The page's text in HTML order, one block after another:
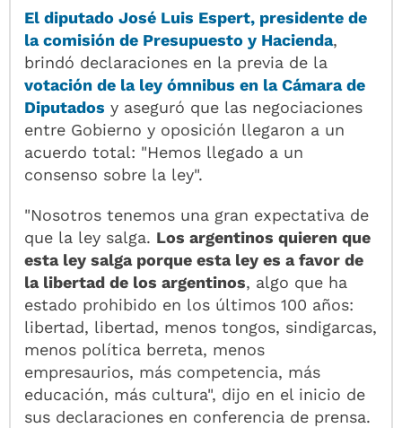
Eldiputado José Luis Espert, presidente de
la comisión de Presupuesto y Hacienda,
brindó declaraciones en la previa de la
votación de la ley ómnibus en laCámara de
Diputados y aseguró que las negociaciones
entre Gobierno y oposición llegaron a un
acuerdo total: "Hemos llegado a un
consenso sobre la ley".
"Nosotros tenemos una gran expectativa de
que la ley salga. Los argentinos quieren que
esta ley salga porque esta ley es a favor de
la libertad de los argentinos, algo que ha
estado prohibido en los últimos 100 años:
libertad, libertad, menos tongos, sindigarcas,
menos política berreta, menos
empresaurios, más competencia, más
educación, más cultura", dijo en el inicio de
sus declaraciones en conferencia de prensa.